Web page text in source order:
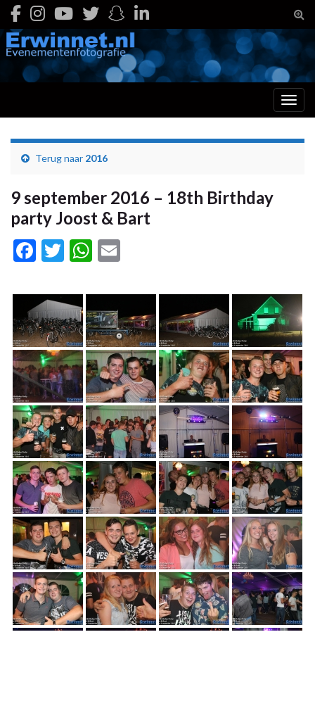
Terug naar 2016
9 september 2016 – 18th Birthday
party Joost & Bart
Facebook
TwitterWhatsApp